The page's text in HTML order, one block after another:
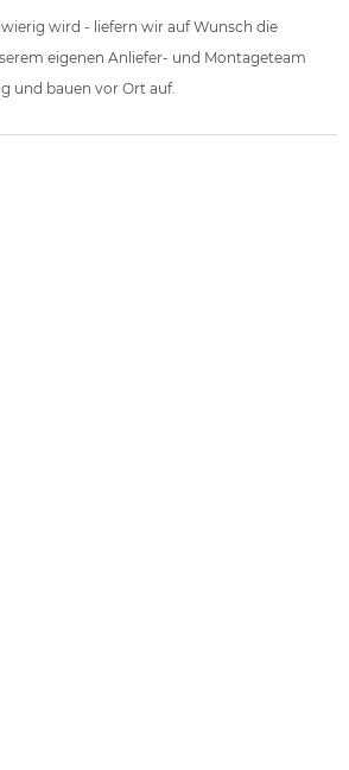
wird - liefern wir auf Wunsch die
eigenen Anliefer- und Montageteam
und bauen vor Ort auf.